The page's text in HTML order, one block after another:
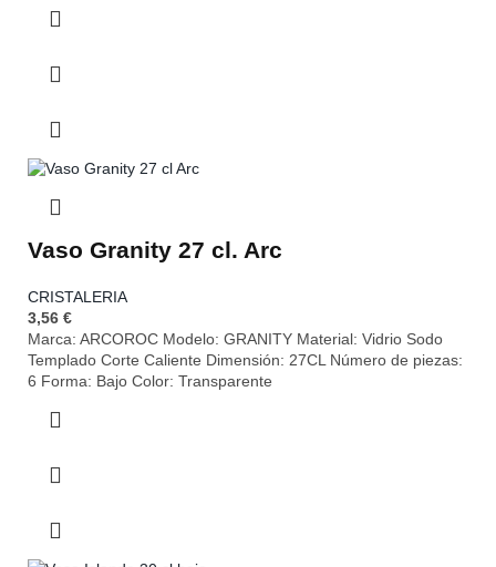
Vaso Granity 27 cl. Arc
CRISTALERIA
3,56 €
Marca: ARCOROC Modelo: GRANITY Material: Vidrio Sodo
Templado Corte Caliente Dimensión: 27CL Número de piezas:
6 Forma: Bajo Color: Transparente